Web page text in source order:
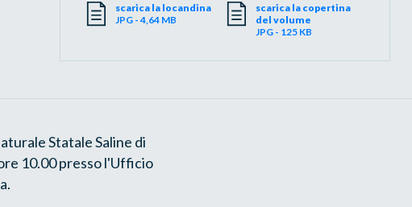
scarica la locandina
JPG - 4,64 MB
scarica la copertina
del volume
JPG - 125 KB
Statale Saline di
10.00 presso l'Ufficio